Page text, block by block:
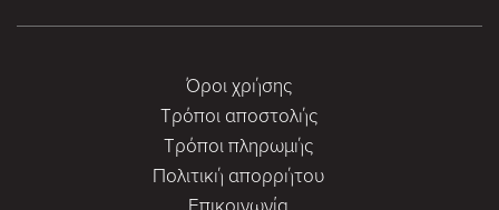
Όροι χρήσης
Τρόποι αποστολής
Τρόποι πληρωμής
Πολιτική απορρήτου